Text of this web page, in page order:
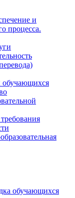
и
процесса.
обучающихся